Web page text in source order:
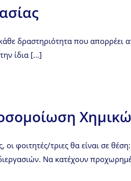
δραστηριότητα που απορρέει
ίδια [...]
φοιτητές/τριες θα είναι σε
Να κατέχουν